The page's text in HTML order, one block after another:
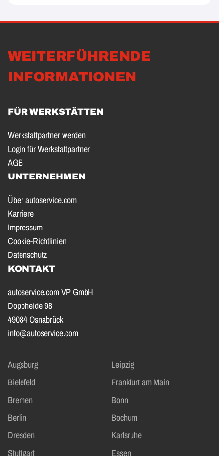
WEITERFÜHRENDE
INFORMATIONEN
FÜR WERKSTÄTTEN
Werkstattpartner werden
Login für Werkstattpartner
AGB
UNTERNEHMEN
Über autoservice.com
Karriere
Impressum
Cookie-Richtlinien
Datenschutz
KONTAKT
autoservice.com VP GmbH
Doppheide 98
49084 Osnabrück
info@autoservice.com
Augsburg
Leipzig
Bielefeld
Frankfurt am Main
Bremen
Bonn
Berlin
Bochum
Dresden
Karlsruhe
Stuttgart
Essen